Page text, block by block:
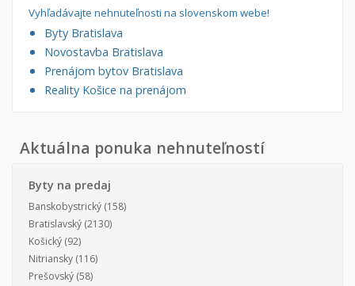
Vyhľadávajte nehnuteľnosti na slovenskom webe!
Byty Bratislava
Novostavba Bratislava
Prenájom bytov Bratislava
Reality Košice na prenájom
Aktuálna ponuka nehnuteľností
Byty na predaj
Banskobystrický (158)
Bratislavský (2130)
Košický (92)
Nitriansky (116)
Prešovský (58)